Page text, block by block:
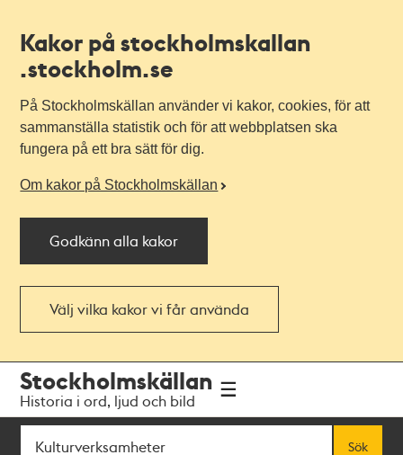
Kakor på stockholmskallan
.stockholm.se
På Stockholmskällan använder vi kakor, cookies, för att
sammanställa statistik och för att webbplatsen ska
fungera på ett bra sätt för dig.
Om kakor på Stockholmskällan
Godkänn alla kakor
Välj vilka kakor vi får använda
navigationen
huvudinnehållet
Stockholmskällan
Historia i ord, ljud och bild
Sök
Sök